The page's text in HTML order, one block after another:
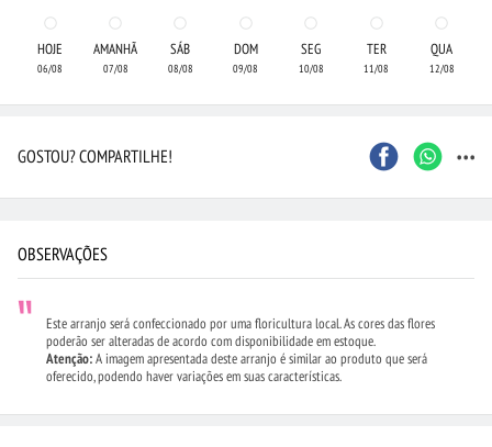
HOJE
06/08
AMANHÃ
07/08
SÁB
08/08
DOM
09/08
SEG
10/08
TER
11/08
QUA
12/08
GOSTOU? COMPARTILHE! ...
OBSERVAÇÕES
Este arranjo será confeccionado por uma floricultura local. As cores das flores
poderão ser alteradas de acordo com disponibilidade em estoque.
Atenção:A imagem apresentada deste arranjo é similar ao produto que será
oferecido, podendo haver variações em suas características.